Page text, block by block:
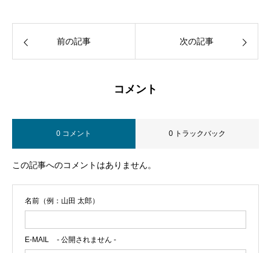
前の記事 次の記事
コメント
0 コメント 0 トラックバック
この記事へのコメントはありません。
名前（例：山田 太郎）
E-MAIL - 公開されません -